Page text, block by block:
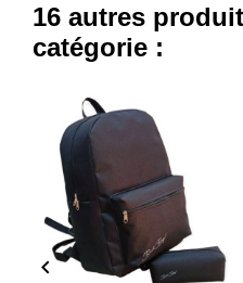
16 autres
catégorie :
